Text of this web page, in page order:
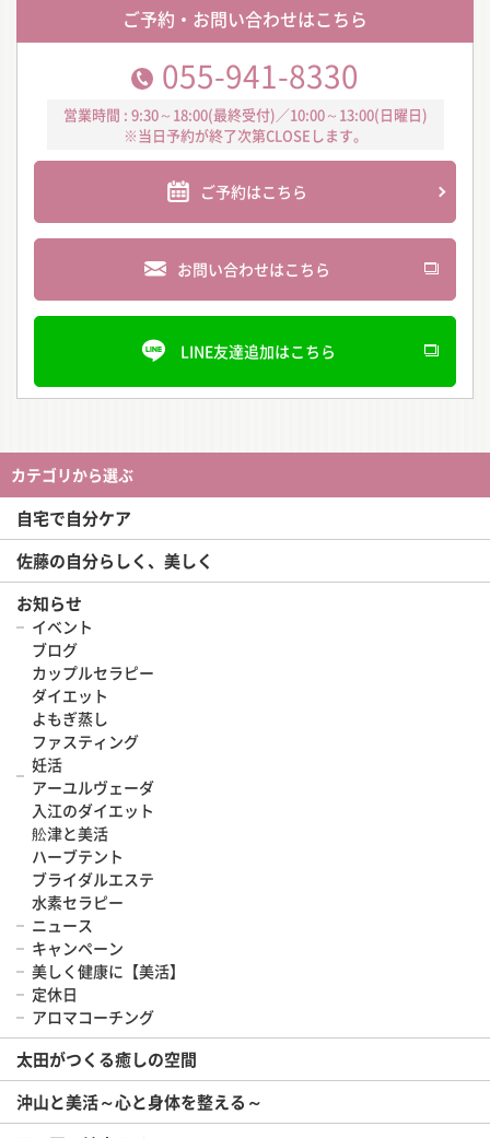
ご予約・お問い合わせはこちら
055-941-8330
営業時間 : 9:30～18:00(最終受付)／10:00～13:00(日曜日)
※当日予約が終了次第CLOSEします。
ご予約はこちら
お問い合わせはこちら
LINE友達追加はこちら
カテゴリから選ぶ
自宅で自分ケア
佐藤の自分らしく、美しく
お知らせ
イベント
ブログ
カップルセラピー
ダイエット
よもぎ蒸し
ファスティング
妊活
アーユルヴェーダ
入江のダイエット
舩津と美活
ハーブテント
ブライダルエステ
水素セラピー
ニュース
キャンペーン
美しく健康に【美活】
定休日
アロマコーチング
太田がつくる癒しの空間
沖山と美活～心と身体を整える～